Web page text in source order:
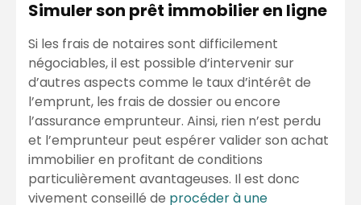
Simuler son prêt immobilier en ligne
Si les frais de notaires sont difficilement
négociables, il est possible d’intervenir sur
d’autres aspects comme le taux d’intérêt de
l’emprunt, les frais de dossier ou encore
l’assurance emprunteur. Ainsi, rien n’est perdu
et l’emprunteur peut espérer valider son achat
immobilier en profitant de conditions
particulièrement avantageuses. Il est donc
vivement conseillé de procéder à une